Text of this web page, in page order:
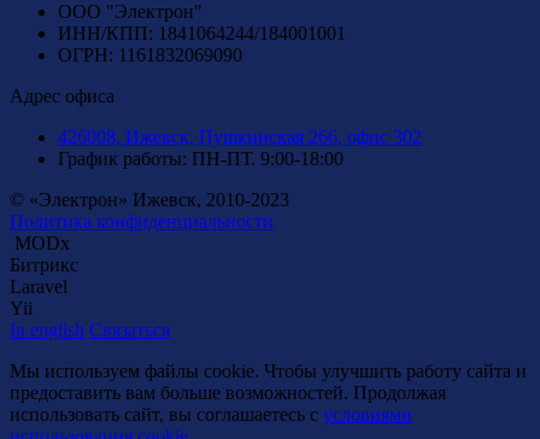
ООО "Электрон"
ИНН/КПП: 1841064244/184001001
ОГРН: 1161832069090
Адрес офиса
426008, Ижевск, Пушкинская 266, офис 302
График работы: ПН-ПТ. 9:00-18:00
© «Электрон» Ижевск, 2010-2023
Политика конфиденциальности
MODx
Битрикс
Laravel
Yii
In english Связаться
Мы используем файлы cookie. Чтобы улучшить работу сайта и
предоставить вам больше возможностей. Продолжая
использовать сайт, вы соглашаетесь с условиями